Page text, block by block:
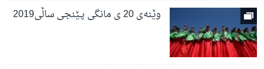
وێنەی 20 ی مانگی پـێنجی ساڵی2019